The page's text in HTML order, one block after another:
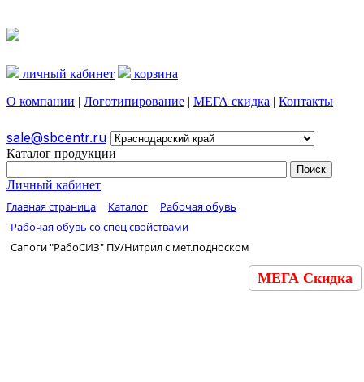
личный кабинет
корзина
О компании | Логотипирование | МЕГА скидка | Контакты
sale@sbcentr.ru
Каталог продукции
Личный кабинет
Главная страница Каталог
Рабочая обувь
Рабочая обувь со спец свойствами
Сапоги "РабоСИЗ" ПУ/Нитрил с мет.подноском
МЕГА Скидка